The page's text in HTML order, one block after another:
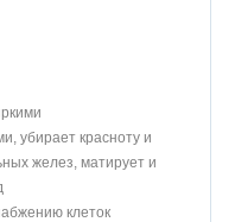
убирает красноту и
желез, матирует и
клеток